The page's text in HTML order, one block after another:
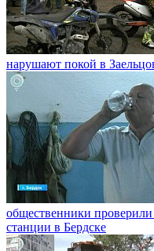
нарушают покой в
общественники
станции в Бердске